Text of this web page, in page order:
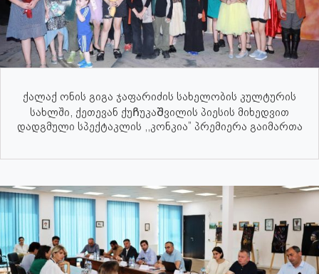
ქალაქ ონის გიგა ჯაფარიძის სახელობის კულტურის
სახლში, ქეთევან ქუᲩუკაᲨვილის პიესის მიხედვით
დადგმული სპექტაკლის ,,კონკია” პრემიერა გაიმართა